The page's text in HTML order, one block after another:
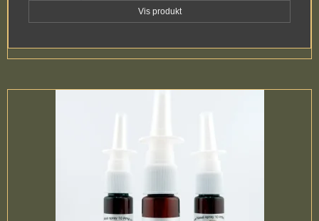
Vis produkt